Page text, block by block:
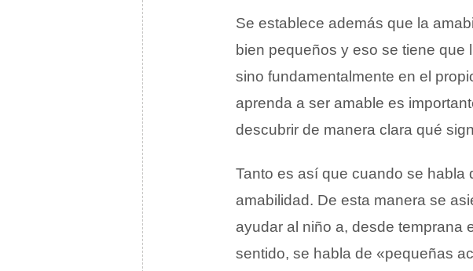
Se establece además que la
bien pequeños y eso se tiene
sino fundamentalmente en el
aprenda a ser amable es
descubrir de manera clara qué
Tanto es así que cuando se habla
amabilidad. De esta manera se
ayudar al niño a, desde temprana
sentido, se habla de «pequeñas